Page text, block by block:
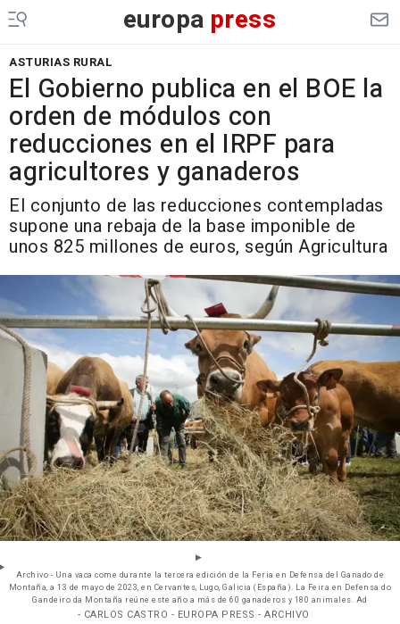
europa press
ASTURIAS RURAL
El Gobierno publica en el BOE la
orden de módulos con
reducciones en el IRPF para
agricultores y ganaderos
El conjunto de las reducciones contempladas
supone una rebaja de la base imponible de
unos 825 millones de euros, según Agricultura
Archivo - Una vaca come durante la tercera edición de la Feria en Defensa del Ganado de
Montaña, a 13 de mayo de 2023, en Cervantes, Lugo, Galicia (España). La Feira en Defensa do
Gandeiro da Montaña reúne este año a más de 60 ganaderos y 180 animales. Ad
- CARLOS CASTRO - EUROPA PRESS - ARCHIVO